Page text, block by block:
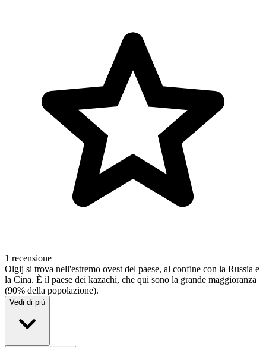
1 recensione
Olgij si trova nell'estremo ovest del paese, al confine con la Russia e
la Cina. È il paese dei kazachi, che qui sono la grande maggioranza
(90% della popolazione).
Vedi di più